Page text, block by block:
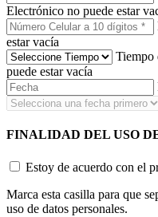
Electrónico no puede estar
estar vacía
Tiempo
puede estar vacía
FINALIDAD DEL USO
Estoy de acuerdo con el
Marca esta casilla para que
uso de datos personales.